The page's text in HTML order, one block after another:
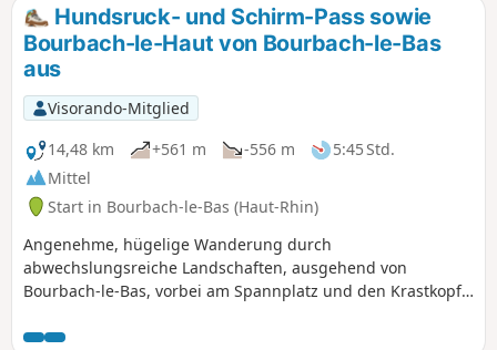
Hundsruck- und Schirm-Pass sowie
Bourbach-le-Haut von Bourbach-le-Bas
aus
Visorando-Mitglied
14,48 km
+561 m -556 m
5:45 Std.
Mittel
Start in Bourbach-le-Bas (Haut-Rhin)
Angenehme, hügelige Wanderung durch
abwechslungsreiche Landschaften, ausgehend von
Bourbach-le-Bas, vorbei am Spannplatz und den Krastkopf-
Nationaldenkmal der Stoßtruppen, wo man den Blick auf